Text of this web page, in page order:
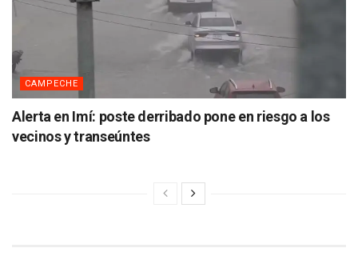
CAMPECHE
Alerta en Imí: poste derribado pone en riesgo a los
vecinos y transeúntes